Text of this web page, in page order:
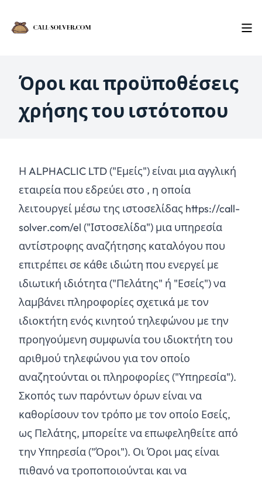
Όροι και προϋποθέσεις
χρήσης του ιστότοπου
Η ALPHACLIC LTD ("Εμείς") είναι μια αγγλική
εταιρεία που εδρεύει στο , η οποία
λειτουργεί μέσω της ιστοσελίδας https://call-
solver.com/el ("Ιστοσελίδα") μια υπηρεσία
αντίστροφης αναζήτησης καταλόγου που
επιτρέπει σε κάθε ιδιώτη που ενεργεί με
ιδιωτική ιδιότητα ("Πελάτης" ή "Εσείς") να
λαμβάνει πληροφορίες σχετικά με τον
ιδιοκτήτη ενός κινητού τηλεφώνου με την
προηγούμενη συμφωνία του ιδιοκτήτη του
αριθμού τηλεφώνου για τον οποίο
αναζητούνται οι πληροφορίες ("Υπηρεσία").
Σκοπός των παρόντων όρων είναι να
καθορίσουν τον τρόπο με τον οποίο Εσείς,
ως Πελάτης, μπορείτε να επωφεληθείτε από
την Υπηρεσία ("Όροι"). Οι Όροι μας είναι
πιθανό να τροποποιούνται και να